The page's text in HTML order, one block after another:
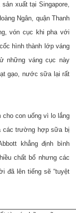
xuất tại Singapore,
Ngân, quận Thanh
vón cục khi pha với
hình thành lớp váng
những váng cục này
gạo, nước sữa lại rất
cho con uống vì lo lắng
các trường hợp sữa bị
khẳng định bình
chất bổ nhưng các
đã lên tiếng sẽ “tuyệt